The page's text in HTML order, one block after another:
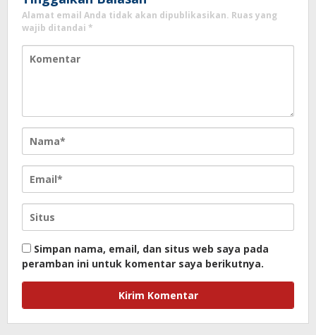
Alamat email Anda tidak akan dipublikasikan. Ruas yang
wajib ditandai *
Simpan nama, email, dan situs web saya pada
peramban ini untuk komentar saya berikutnya.